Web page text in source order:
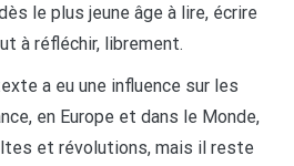
le plus jeune âge à lire, écrire
à réfléchir, librement.
a eu une influence sur les
en Europe et dans le Monde,
et révolutions, mais il reste